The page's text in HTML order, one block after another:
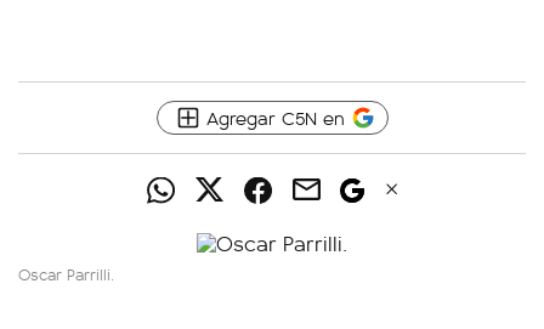
Agregar C5N en
Oscar Parrilli.